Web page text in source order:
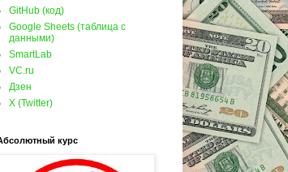
GitHub (код)
Google Sheets (таблица с
данными)
SmartLab
VC.ru
Дзен
X (Twitter)
курс